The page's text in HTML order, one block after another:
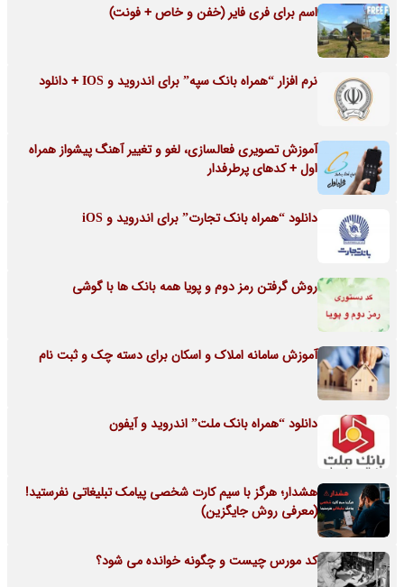
اسم برای فری فایر (خفن و خاص + فونت)
نرم افزار “همراه بانک سپه” برای اندروید و IOS + دانلود
آموزش تصویری فعالسازی، لغو و تغییر آهنگ پیشواز همراه
اول + کدهای پرطرفدار
دانلود “همراه بانک تجارت” برای اندروید و iOS
روش گرفتن رمز دوم و پویا همه بانک ها با گوشی
آموزش سامانه املاک و اسکان برای دسته چک و ثبت نام
دانلود “همراه بانک ملت” اندروید و آیفون
هشدار؛ هرگز با سیم کارت شخصی پیامک تبلیغاتی نفرستید!
(معرفی روش جایگزین)
کد مورس چیست و چگونه خوانده می شود؟